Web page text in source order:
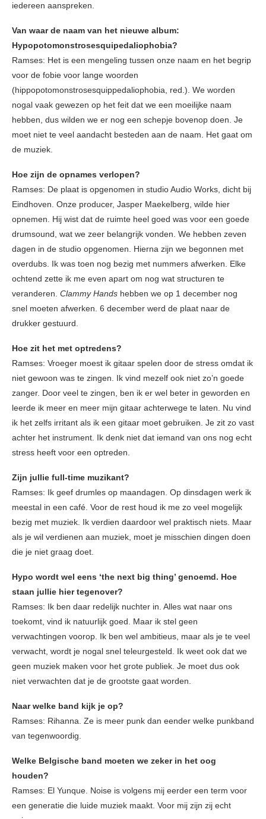
iedereen aanspreken.
Van waar de naam van het nieuwe album:
Hypopotomonstrosesquipedaliophobia?
Ramses: Het is een mengeling tussen onze naam en het begrip
voor de fobie voor lange woorden
(hippopotomonstrosesquippedaliophobia, red.). We worden
nogal vaak gewezen op het feit dat we een moeilijke naam
hebben, dus wilden we er nog een schepje bovenop doen. Je
moet niet te veel aandacht besteden aan de naam. Het gaat om
de muziek.
Hoe zijn de opnames verlopen?
Ramses: De plaat is opgenomen in studio Audio Works, dicht bij
Eindhoven. Onze producer, Jasper Maekelberg, wilde hier
opnemen. Hij wist dat de ruimte heel goed was voor een goede
drumsound, wat we zeer belangrijk vonden. We hebben zeven
dagen in de studio opgenomen. Hierna zijn we begonnen met
overdubs. Ik was toen nog bezig met nummers afwerken. Elke
ochtend zette ik me even apart om nog wat structuren te
veranderen. Clammy Hands hebben we op 1 december nog
snel moeten afwerken. 6 december werd de plaat naar de
drukker gestuurd.
Hoe zit het met optredens?
Ramses: Vroeger moest ik gitaar spelen door de stress omdat ik
niet gewoon was te zingen. Ik vind mezelf ook niet zo’n goede
zanger. Door veel te zingen, ben ik er wel beter in geworden en
leerde ik meer en meer mijn gitaar achterwege te laten. Nu vind
ik het zelfs irritant als ik een gitaar moet gebruiken. Je zit zo vast
achter het instrument. Ik denk niet dat iemand van ons nog echt
stress heeft voor een optreden.
Zijn jullie full-time muzikant?
Ramses: Ik geef drumles op maandagen. Op dinsdagen werk ik
meestal in een café. Voor de rest houd ik me zo veel mogelijk
bezig met muziek. Ik verdien daardoor wel praktisch niets. Maar
als je wil verdienen aan muziek, moet je misschien dingen doen
die je niet graag doet.
Hypo wordt wel eens ‘the next big thing’ genoemd. Hoe
staan jullie hier tegenover?
Ramses: Ik ben daar redelijk nuchter in. Alles wat naar ons
toekomt, vind ik natuurlijk goed. Maar ik stel geen
verwachtingen voorop. Ik ben wel ambitieus, maar als je te veel
verwacht, wordt je nogal snel teleurgesteld. Ik weet ook dat we
geen muziek maken voor het grote publiek. Je moet dus ook
niet verwachten dat je de grootste gaat worden.
Naar welke band kijk je op?
Ramses: Rihanna. Ze is meer punk dan eender welke punkband
van tegenwoordig.
Welke Belgische band moeten we zeker in het oog
houden?
Ramses: El Yunque. Noise is volgens mij eerder een term voor
een generatie die luide muziek maakt. Voor mij zijn zij echt